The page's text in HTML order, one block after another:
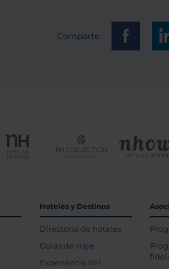
Comparte
Hoteles y Destinos
Directorio de hoteles
Guías de viaje
Experiencia NH